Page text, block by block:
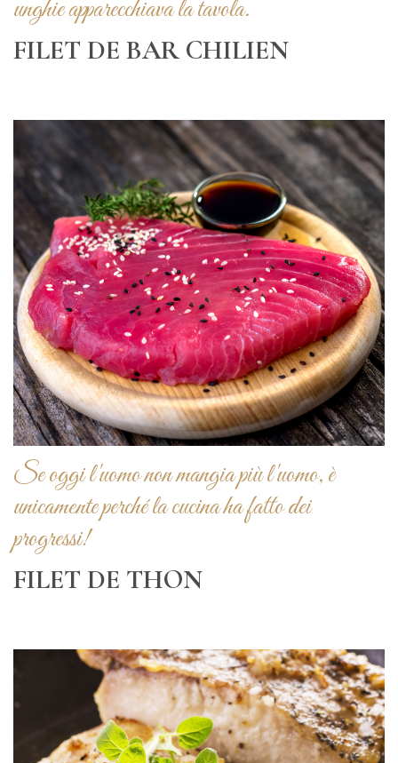
unghie apparecchiava la tavola.
FILET DE BAR CHILIEN
Se oggi l'uomo non mangia più l'uomo, è
unicamente perché la cucina ha fatto dei
progressi!
FILET DE THON